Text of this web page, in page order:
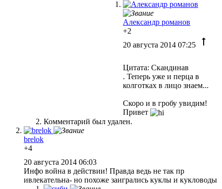
Александр романов
+2
20 августа 2014 07:25
Цитата: Скандинав
. Теперь уже и перца в
колготках в лицо знаем...
Скоро и в гробу увидим!
Привет
Комментарий был удален.
brelok
+4
20 августа 2014 06:03
Инфо война в действии! Правда ведь не так пр
ивлекательна- но похоже заигрались куклы и кукловоды